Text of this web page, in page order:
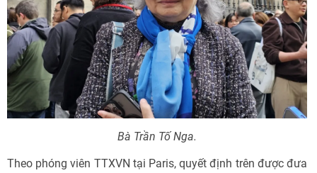
Bà Trần Tố Nga.
Theo phóng viên TTXVN tại Paris, quyết định trên được đưa